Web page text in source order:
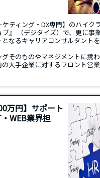
ケティング・DX専門】のハイク
』 （デジタイズ）で、更に事
なるキャリアコンサルタント
そのものやマネジメントに携
大手企業に対するフロント営
万円】サポート
WEB業界担